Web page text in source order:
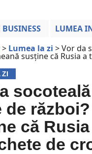
BUSINESS LUMEA
> Lumea la zi >Vor da
susține că Rusia
ZI
de
că
de